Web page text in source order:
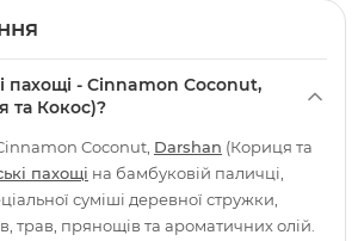
пахощі - Cinnamon Coconut,
та Кокос)?
Coconut, Darshan (Кориця та
пахощі на бамбуковій паличці,
суміші деревної стружки,
трав, прянощів та ароматичних олій.